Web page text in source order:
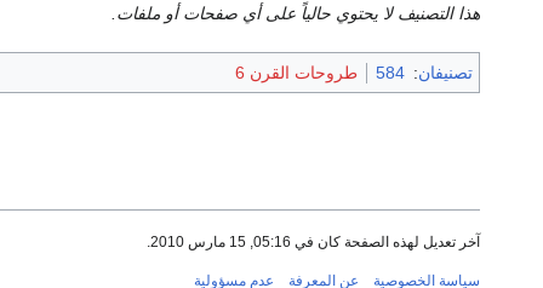
هذا التصنيف لا يحتوي حالياً على أي صفحات أو ملفات.
تصنيفان:
584 طروحات القرن 6
آخر تعديل لهذه الصفحة كان في 05:16, 15 مارس 2010.
سياسة الخصوصية عن المعرفة عدم مسؤولية